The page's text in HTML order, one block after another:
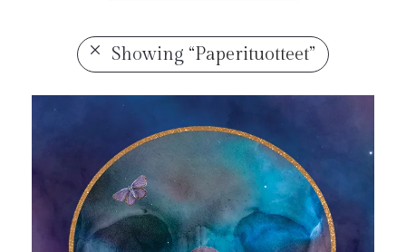
Showing “Paperituotteet”